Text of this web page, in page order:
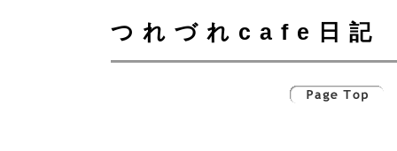
つれづれcafe日記